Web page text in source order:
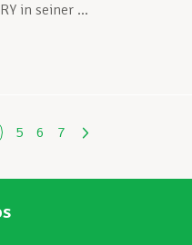
in seiner ...
5 6 7